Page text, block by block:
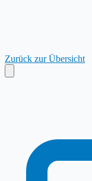
Zurück zur Übersicht